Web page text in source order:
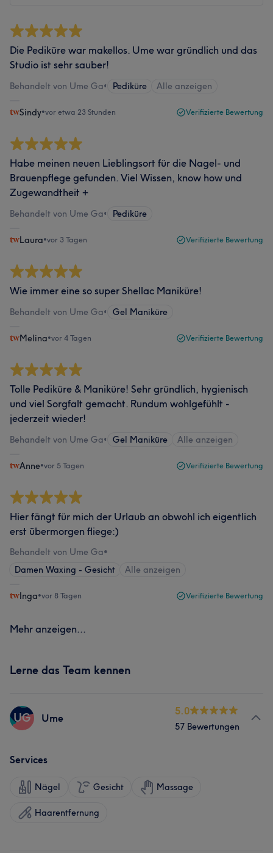
Die Pediküre war makellos. Ume war gründlich und das
Studio ist sehr sauber!
Behandelt von Ume Ga• Pediküre Alle anzeigen
Sindy•vor etwa 23 Stunden Verifizierte Bewertung
Habe meinen neuen Lieblingsort für die Nagel- und
Brauenpflege gefunden. Viel Wissen, know how und
Zugewandtheit +
Behandelt von Ume Ga• Pediküre
Laura•vor 3 Tagen Verifizierte Bewertung
Wie immer eine so super Shellac Maniküre!
Behandelt von Ume Ga• Gel Maniküre
Melina•vor 4 Tagen Verifizierte Bewertung
Tolle Pediküre & Maniküre! Sehr gründlich, hygienisch
und viel Sorgfalt gemacht. Rundum wohlgefühlt -
jederzeit wieder!
Behandelt von Ume Ga• Gel Maniküre Alle anzeigen
Anne•vor 5 Tagen Verifizierte Bewertung
Hier fängt für mich der Urlaub an obwohl ich eigentlich
erst übermorgen fliege:)
Behandelt von Ume Ga•
Damen Waxing - Gesicht
Alle anzeigen
Inga•vor 8 Tagen Verifizierte Bewertung
Mehr anzeigen...
Lerne das Team kennen
UG Ume
5.0
57 Bewertungen
Services
Nägel Gesicht Massage
Haarentfernung